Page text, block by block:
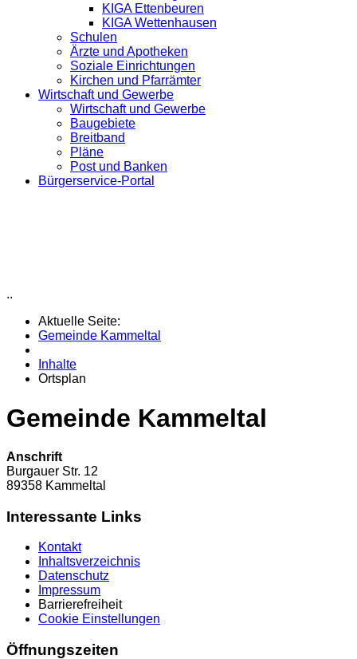
KIGA Ettenbeuren
KIGA Wettenhausen
Schulen
Ärzte und Apotheken
Soziale Einrichtungen
Kirchen und Pfarrämter
Wirtschaft und Gewerbe
Wirtschaft und Gewerbe
Baugebiete
Breitband
Pläne
Post und Banken
Bürgerservice-Portal
..
Aktuelle Seite:
Gemeinde Kammeltal
Inhalte
Ortsplan
Gemeinde Kammeltal
Anschrift
Burgauer Str. 12
89358 Kammeltal
Interessante Links
Kontakt
Inhaltsverzeichnis
Datenschutz
Impressum
Barrierefreiheit
Cookie Einstellungen
Öffnungszeiten